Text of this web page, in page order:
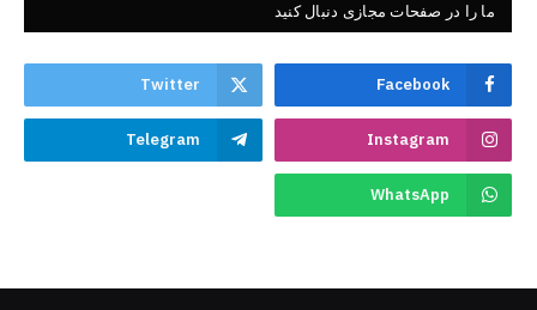
ما را در صفحات مجازی دنبال کنید
Facebook
Twitter
Instagram
Telegram
WhatsApp